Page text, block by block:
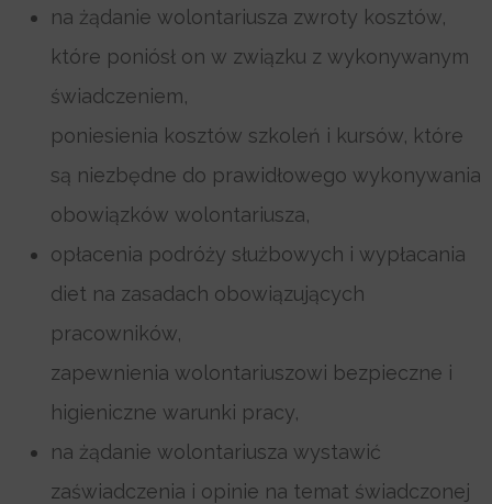
na żądanie wolontariusza zwroty kosztów,
które poniósł on w związku z wykonywanym
świadczeniem,
poniesienia kosztów szkoleń i kursów, które
są niezbędne do prawidłowego wykonywania
obowiązków wolontariusza,
opłacenia podróży służbowych i wypłacania
diet na zasadach obowiązujących
pracowników,
zapewnienia wolontariuszowi bezpieczne i
higieniczne warunki pracy,
na żądanie wolontariusza wystawić
zaświadczenia i opinie na temat świadczonej